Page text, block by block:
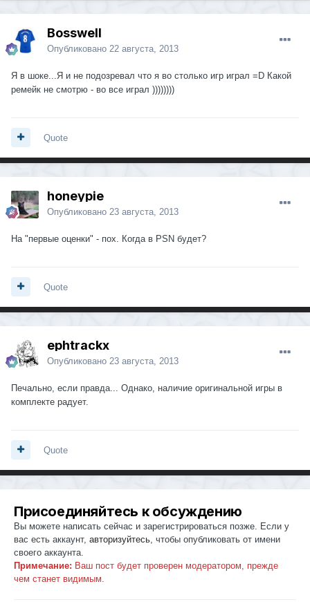
Bosswell
Опубликовано 22 августа, 2013
Я в шоке...Я и не подозревал что я во столько игр играл =D Какой
ремейк не смотрю - во все играл ))))))))
Quote
honeypie
Опубликовано 23 августа, 2013
На "первые оценки" - пох. Когда в PSN будет?
Quote
ephtrackx
Опубликовано 23 августа, 2013
Печально, если правда... Однако, наличие оригинальной игры в
комплекте радует.
Quote
Присоединяйтесь к обсуждению
Вы можете написать сейчас и зарегистрироваться позже. Если у
вас есть аккаунт, авторизуйтесь , чтобы опубликовать от имени
своего аккаунта.
Примечание: Ваш пост будет проверен модератором, прежде
чем станет видимым.